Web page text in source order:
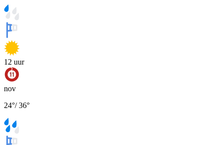
12 uur
nov
24°/36°